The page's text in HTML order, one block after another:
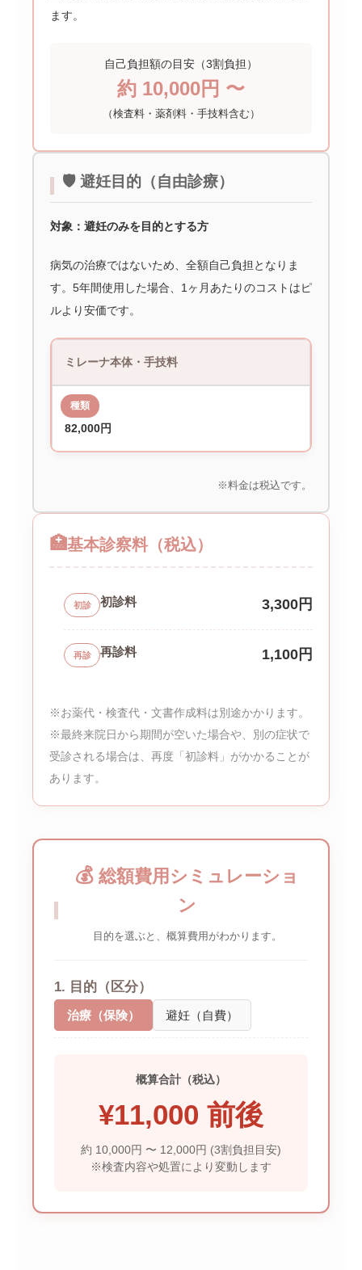
ます。
自己負担額の目安（3割負担）
約 10,000円 〜
（検査料・薬剤料・手技料含む）
🛡️ 避妊目的（自由診療）
対象：避妊のみを目的とする方
病気の治療ではないため、全額自己負担となりま
す。5年間使用した場合、1ヶ月あたりのコストはピ
ルより安価です。
ミレーナ本体・手技料
82,000円
※料金は税込です。
🏥基本診察料（税込）
初診 初診料 3,300円
再診 再診料 1,100円
※お薬代・検査代・文書作成料は別途かかります。
※最終来院日から期間が空いた場合や、別の症状で
受診される場合は、再度「初診料」がかかることが
あります。
💰 総額費用シミュレーショ
ン
目的を選ぶと、概算費用がわかります。
1. 目的（区分）
治療（保険） 避妊（自費）
概算合計（税込）
¥11,000 前後
約 10,000円 〜 12,000円 (3割負担目安)
※検査内容や処置により変動します